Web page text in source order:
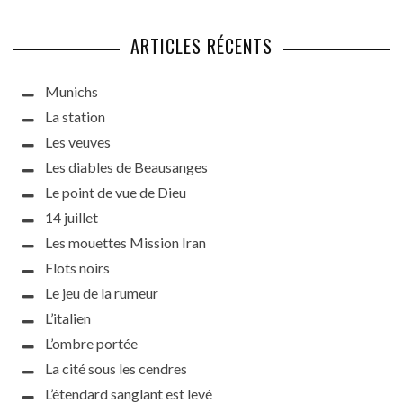
ARTICLES RÉCENTS
Munichs
La station
Les veuves
Les diables de Beausanges
Le point de vue de Dieu
14 juillet
Les mouettes Mission Iran
Flots noirs
Le jeu de la rumeur
L’italien
L’ombre portée
La cité sous les cendres
L’étendard sanglant est levé